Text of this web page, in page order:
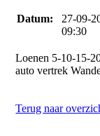
Datum:
27-09-
09:30
Loenen 5-10-15-
auto vertrek
Terug naar